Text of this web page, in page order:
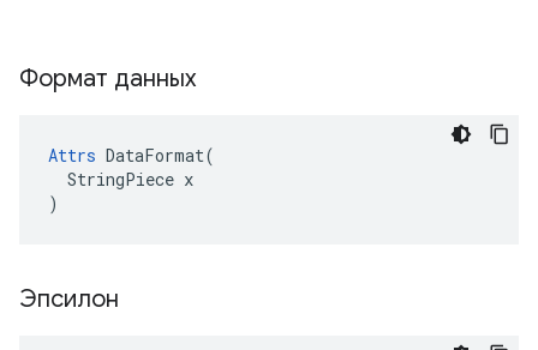
Формат данных
Attrs DataFormat(
  StringPiece x
)
Эпсилон